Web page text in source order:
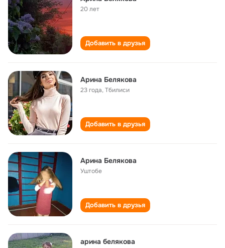
20 лет
Добавить в друзья
Арина Белякова
23 года,Тбилиси
Добавить в друзья
Арина Белякова
Уштобе
Добавить в друзья
арина белякова